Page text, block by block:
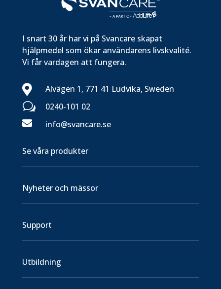
I snart 30 år har vi på Svancare skapat
hjälpmedel som ökar användarens livskvalité.
Vi får vardagen att fungera.
 Alvägen 1, 771 41 Ludvika, Sweden
w 0240-101 02
 info@svancare.se
Se våra produkter
Nyheter och mässor
Support
Utbildning